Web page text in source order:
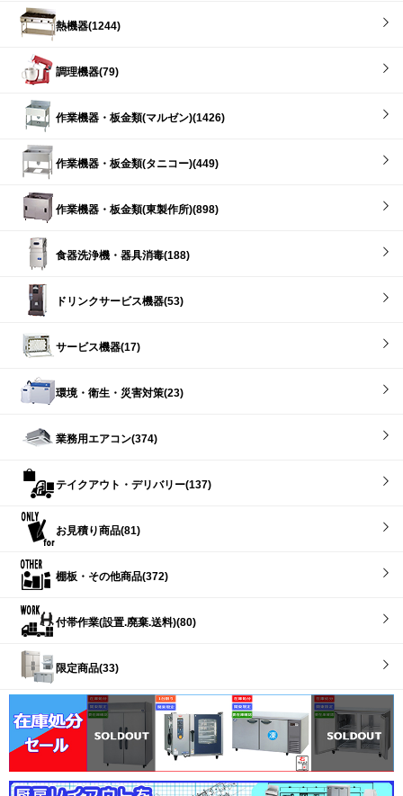
熱機器(1244)
調理機器(79)
作業機器・板金類(マルゼン)(1426)
作業機器・板金類(タニコー)(449)
作業機器・板金類(東製作所)(898)
食器洗浄機・器具消毒(188)
ドリンクサービス機器(53)
サービス機器(17)
環境・衛生・災害対策(23)
業務用エアコン(374)
テイクアウト・デリバリー(137)
お見積り商品(81)
棚板・その他商品(372)
付帯作業(設置.廃棄.送料)(80)
限定商品(33)